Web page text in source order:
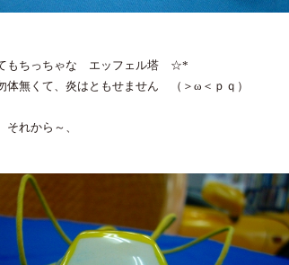
もちっちゃな エッフェル塔 ☆*
体無くて、炎はともせません （＞ω＜ｐｑ）
れから～、